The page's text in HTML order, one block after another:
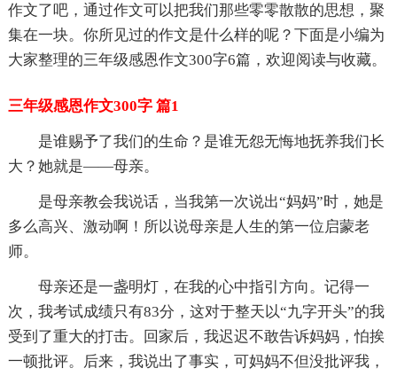
作文了吧，通过作文可以把我们那些零零散散的思想，聚
集在一块。你所见过的作文是什么样的呢？下面是小编为
大家整理的三年级感恩作文300字6篇，欢迎阅读与收藏。
三年级感恩作文300字 篇1
是谁赐予了我们的生命？是谁无怨无悔地抚养我们长
大？她就是——母亲。
是母亲教会我说话，当我第一次说出“妈妈”时，她是
多么高兴、激动啊！所以说母亲是人生的第一位启蒙老
师。
母亲还是一盏明灯，在我的心中指引方向。记得一
次，我考试成绩只有83分，这对于整天以“九字开头”的我
受到了重大的打击。回家后，我迟迟不敢告诉妈妈，怕挨
一顿批评。后来，我说出了事实，可妈妈不但没批评我，